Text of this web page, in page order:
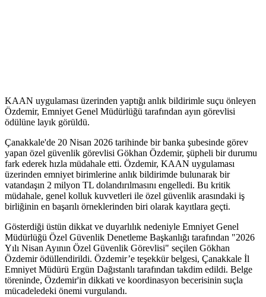
KAAN uygulaması üzerinden yaptığı anlık bildirimle suçu önleyen
Özdemir, Emniyet Genel Müdürlüğü tarafından ayın görevlisi
ödülüne layık görüldü.
Çanakkale'de 20 Nisan 2026 tarihinde bir banka şubesinde görev
yapan özel güvenlik görevlisi Gökhan Özdemir, şüpheli bir durumu
fark ederek hızla müdahale etti. Özdemir, KAAN uygulaması
üzerinden emniyet birimlerine anlık bildirimde bulunarak bir
vatandaşın 2 milyon TL dolandırılmasını engelledi. Bu kritik
müdahale, genel kolluk kuvvetleri ile özel güvenlik arasındaki iş
birliğinin en başarılı örneklerinden biri olarak kayıtlara geçti.
Gösterdiği üstün dikkat ve duyarlılık nedeniyle Emniyet Genel
Müdürlüğü Özel Güvenlik Denetleme Başkanlığı tarafından "2026
Yılı Nisan Ayının Özel Güvenlik Görevlisi" seçilen Gökhan
Özdemir ödüllendirildi. Özdemir’e teşekkür belgesi, Çanakkale İl
Emniyet Müdürü Ergün Dağıstanlı tarafından takdim edildi. Belge
töreninde, Özdemir'in dikkati ve koordinasyon becerisinin suçla
mücadeledeki önemi vurgulandı.